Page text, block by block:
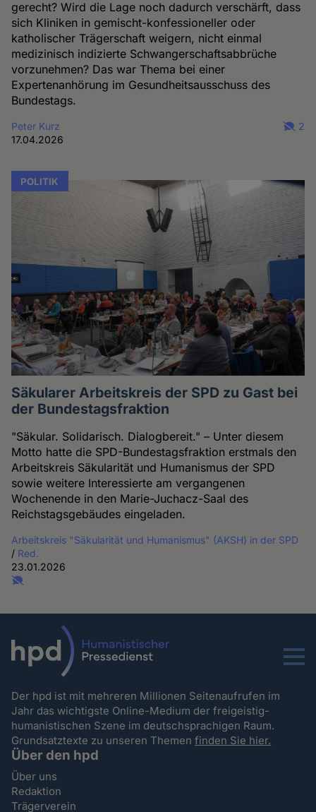
gerecht? Wird die Lage noch dadurch verschärft, dass
sich Kliniken in gemischt-konfessioneller oder
katholischer Trägerschaft weigern, nicht einmal
medizinisch indizierte Schwangerschaftsabbrüche
vorzunehmen? Das war Thema bei einer
Expertenanhörung im Gesundheitsausschuss des
Bundestags.
Peter Kurz
17.04.2026
2
POLITIK
Säkularer Arbeitskreis der SPD zu Gast bei
der Bundestagsfraktion
"Säkular. Solidarisch. Dialogbereit." – Unter diesem
Motto hatte die SPD-Bundestagsfraktion erstmals den
Arbeitskreis Säkularität und Humanismus der SPD
sowie weitere Interessierte am vergangenen
Wochenende in den Marie-Juchacz-Saal des
Reichstagsgebäudes eingeladen.
Arbeitskreis "Säkularität und Humanismus" (AKSH) in der SPD
/ Red.
23.01.2026
Menu
Der hpd ist mit mehreren Millionen Seitenaufrufen im
Jahr das wichtigste Online-Medium der freigeistig-
humanistischen Szene im deutschsprachigen Raum.
Grundsatztexte zu unseren Themenfinden Sie hier.
Über den hpd
Über uns
Redaktion
Trägerverein